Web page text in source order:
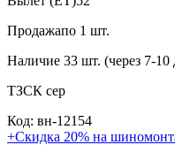
Продажапо 1 шт.
Наличие 33 шт. (через 7-10
ТЗСК сер
Код: вн-12154
+Скидка 20% на